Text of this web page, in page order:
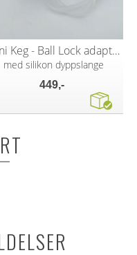
Mini Keg - Ball Lock adapter
med silikon dyppslange
449,-